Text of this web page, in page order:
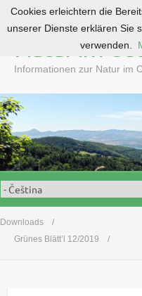
o
c
o
n
t
e
n
Natur im
Informationen zur Natur im
Downloads
Grünes Blätt’l 12/2019
Cookies erleichtern die
unserer Dienste erklären Sie
verwenden.